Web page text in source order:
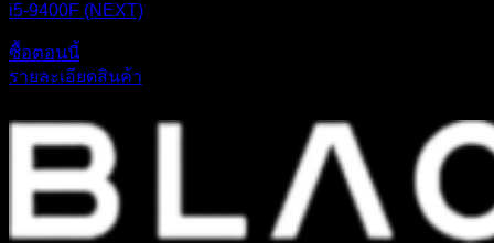
i5-9400F (NEXT)
ซื้อตอนนี้
รายละเอียดสินค้า